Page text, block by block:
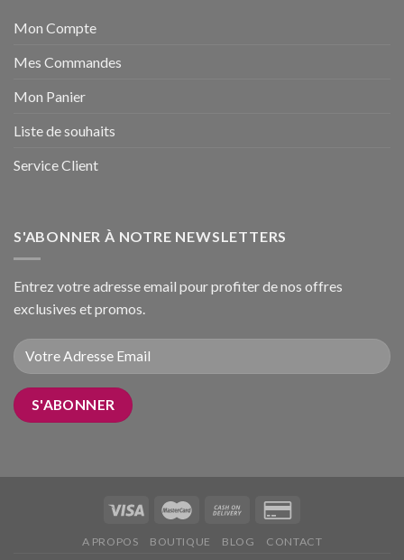
Mon Compte
Mes Commandes
Mon Panier
Liste de souhaits
Service Client
S'ABONNER À NOTRE NEWSLETTERS
Entrez votre adresse email pour profiter de nos offres
exclusives et promos.
A PROPOS BOUTIQUE BLOG CONTACT